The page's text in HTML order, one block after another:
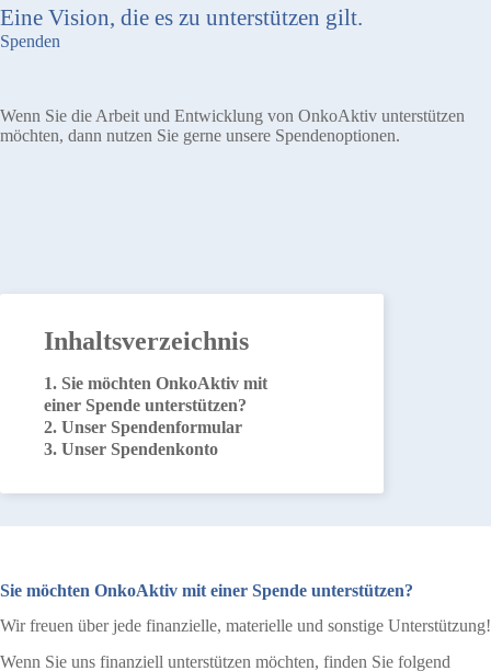
Eine Vision, die es zu unterstützen gilt.
Spenden
Wenn Sie die Arbeit und Entwicklung von OnkoAktiv unterstützen
möchten, dann nutzen Sie gerne unsere Spendenoptionen.
Sie möchten OnkoAktiv mit einer Spende unterstützen?
Wir freuen über jede finanzielle, materielle und sonstige Unterstützung!
Wenn Sie uns finanziell unterstützen möchten, finden Sie folgend
Inhaltsverzeichnis
Sie möchten OnkoAktiv mit
einer Spende unterstützen?
Unser Spendenformular
Unser Spendenkonto